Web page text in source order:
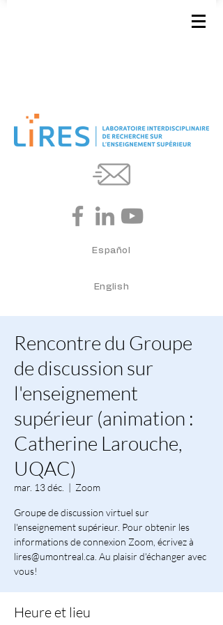
Español
English
Rencontre du Groupe
de discussion sur
l'enseignement
supérieur (animation :
Catherine Larouche,
UQAC)
mar. 13 déc.
  |
Zoom
Groupe de discussion virtuel sur
l'enseignement supérieur. Pour obtenir les
informations de connexion Zoom, écrivez à
lires@umontreal.ca. Au plaisir d'échanger avec
vous!
Heure et lieu